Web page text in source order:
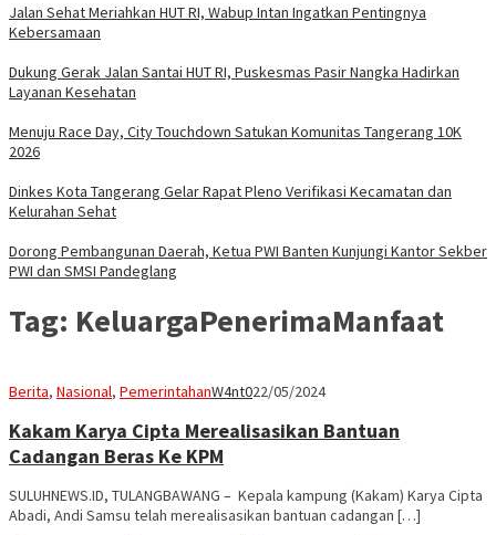
Jalan Sehat Meriahkan HUT RI, Wabup Intan Ingatkan Pentingnya
Kebersamaan
Dukung Gerak Jalan Santai HUT RI, Puskesmas Pasir Nangka Hadirkan
Layanan Kesehatan
Menuju Race Day, City Touchdown Satukan Komunitas Tangerang 10K
2026
Dinkes Kota Tangerang Gelar Rapat Pleno Verifikasi Kecamatan dan
Kelurahan Sehat
Dorong Pembangunan Daerah, Ketua PWI Banten Kunjungi Kantor Sekber
PWI dan SMSI Pandeglang
Tag: KeluargaPenerimaManfaat
Berita, Nasional, PemerintahanW4nt022/05/2024
Kakam Karya Cipta Merealisasikan Bantuan
Cadangan Beras Ke KPM
SULUHNEWS.ID, TULANGBAWANG – Kepala kampung (Kakam) Karya Cipta
Abadi, Andi Samsu telah merealisasikan bantuan cadangan […]